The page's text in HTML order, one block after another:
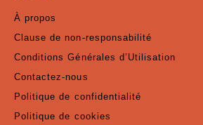
À propos
Clause de non-responsabilité
Conditions Générales d’Utilisation
Contactez-nous
Politique de confidentialité
Politique de cookies